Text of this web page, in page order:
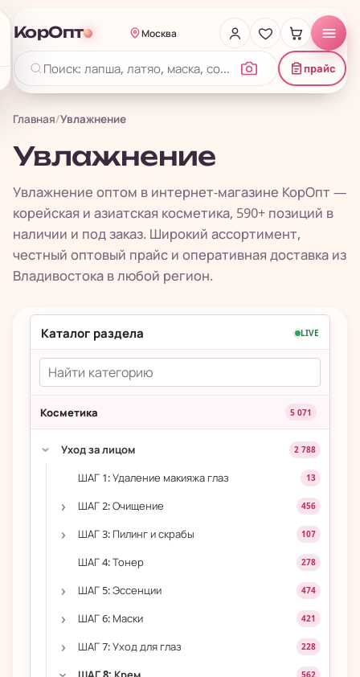
КорОпт Москва
прайс
Главная/Увлажнение
Увлажнение
Увлажнение оптом в интернет-магазине КорОпт —
корейская и азиатская косметика, 590+ позиций в
наличии и под заказ. Широкий ассортимент,
честный оптовый прайс и оперативная доставка из
Владивостока в любой регион.
Каталог раздела LIVE
Косметика 5 071
› Уход за лицом 2 788
ШАГ 1: Удаление макияжа глаз 13
› ШАГ 2: Очищение 456
› ШАГ 3: Пилинг и скрабы 107
ШАГ 4: Тонер 278
› ШАГ 5: Эссенции 474
› ШАГ 6: Маски 421
› ШАГ 7: Уход для глаз 228
› 562